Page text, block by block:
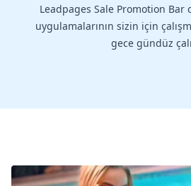
Leadpages Sale Promotion Bar
uygulamalarının sizin için
gece gündüz